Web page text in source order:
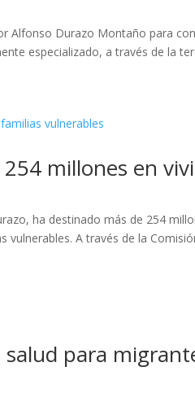
Alfonso Durazo Montaño para
especializado, a través de la
millones en
ha destinado más de 254
A través de la
para